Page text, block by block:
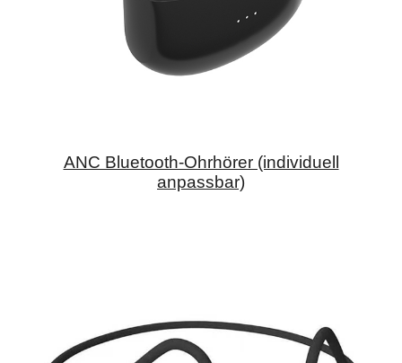
ANC Bluetooth-Ohrhörer (individuell
anpassbar)